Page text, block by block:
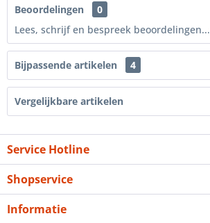
Beoordelingen
0
Lees, schrijf en bespreek beoordelingen...
Bijpassende artikelen 4
Vergelijkbare artikelen
Service Hotline
Shopservice
Informatie